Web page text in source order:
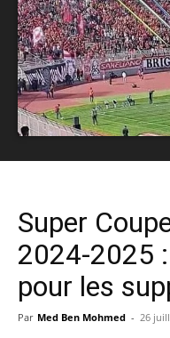
Super
2024-2025
pour les
Par Med Ben Mohmed - 26